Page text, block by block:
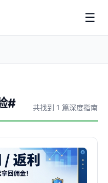
☰
# 共找到 1 篇深度指南